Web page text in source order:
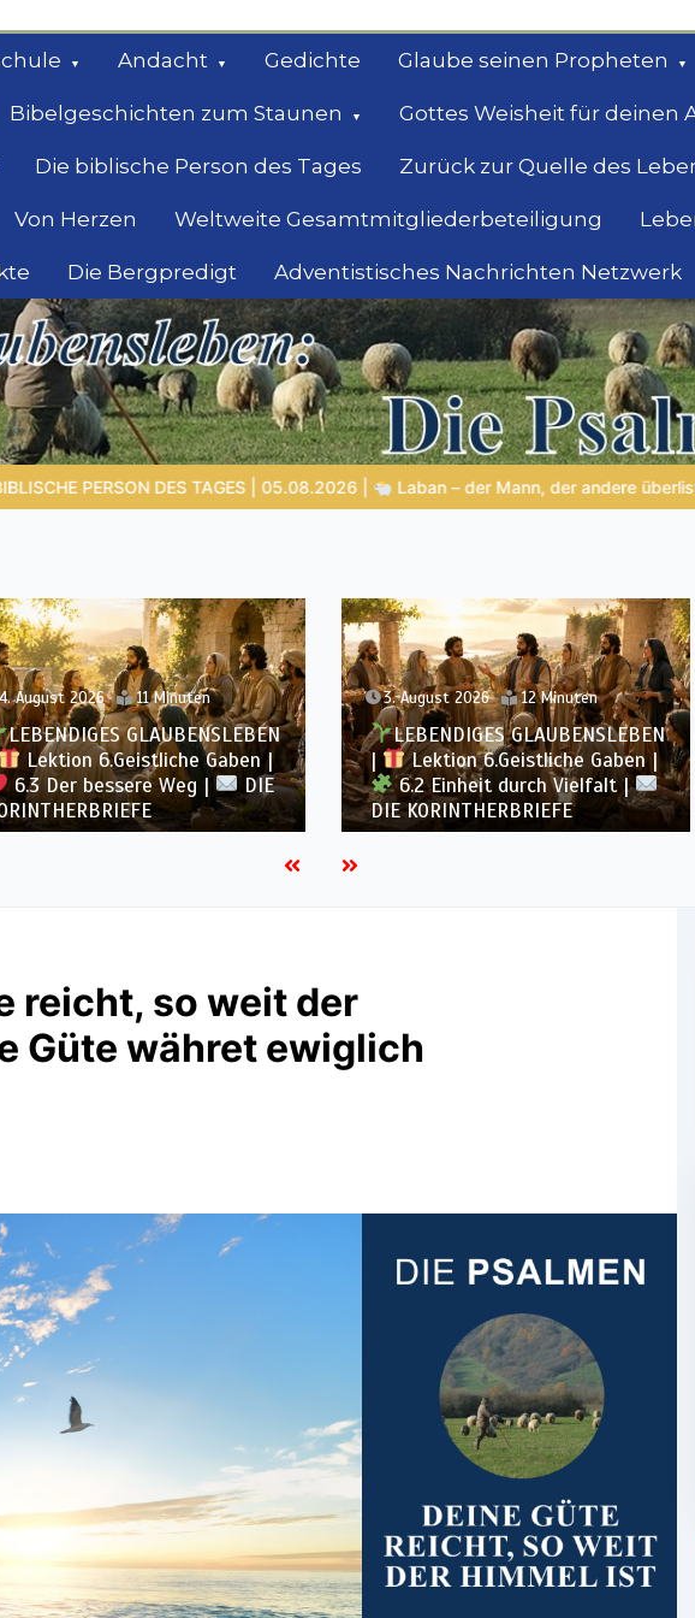
Andacht Gedichte Glaube seinen Propheten
Bibelgeschichten zum Staunen Gottes Weisheit für deinen
Die biblische Person des Tages Zurück zur Quelle des
Von Herzen Weltweite Gesamtmitgliederbeteiligung
Die Bergpredigt Adventistisches Nachrichten Netzwerk
Suche
– der Mann, der andere überlistete und selbst Gottes Grenzen erlebte
August 2026 12 Minuten
LEBENDIGES GLAUBENSLEBEN
Lektion 6.Geistliche Gaben |
6.2 Einheit durch Vielfalt |
KORINTHERBRIEFE
2. August 2026 12 Minuten
LEBENDIGES GLAUBENSLEBEN
|
Lektion 6.Geistliche Gaben |
6.1 Vielfältige Gaben |
DIE
KORINTHERBRIEFE
reicht, so weit der
Güte währet ewiglich